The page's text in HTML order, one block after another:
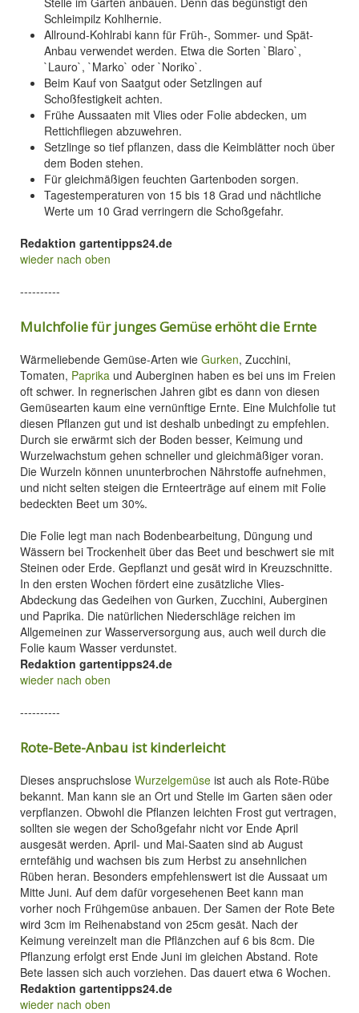
Schleimpilz Kohlhernie.
Allround-Kohlrabi kann für Früh-, Sommer- und Spät-
Anbau verwendet werden. Etwa die Sorten `Blaro`,
`Lauro`, `Marko` oder `Noriko`.
Beim Kauf von Saatgut oder Setzlingen auf
Schoßfestigkeit achten.
Frühe Aussaaten mit Vlies oder Folie abdecken, um
Rettichfliegen abzuwehren.
Setzlinge so tief pflanzen, dass die Keimblätter noch über
dem Boden stehen.
Für gleichmäßigen feuchten Gartenboden sorgen.
Tagestemperaturen von 15 bis 18 Grad und nächtliche
Werte um 10 Grad verringern die Schoßgefahr.
Redaktion gartentipps24.de
wieder nach oben
----------
Mulchfolie für junges Gemüse erhöht die Ernte
Wärmeliebende Gemüse-Arten wie Gurken, Zucchini,
Tomaten, Paprika und Auberginen haben es bei uns im Freien
oft schwer. In regnerischen Jahren gibt es dann von diesen
Gemüsearten kaum eine vernünftige Ernte. Eine Mulchfolie tut
diesen Pflanzen gut und ist deshalb unbedingt zu empfehlen.
Durch sie erwärmt sich der Boden besser, Keimung und
Wurzelwachstum gehen schneller und gleichmäßiger voran.
Die Wurzeln können ununterbrochen Nährstoffe aufnehmen,
und nicht selten steigen die Ernteerträge auf einem mit Folie
bedeckten Beet um 30%.
Die Folie legt man nach Bodenbearbeitung, Düngung und
Wässern bei Trockenheit über das Beet und beschwert sie mit
Steinen oder Erde. Gepflanzt und gesät wird in Kreuzschnitte.
In den ersten Wochen fördert eine zusätzliche Vlies-
Abdeckung das Gedeihen von Gurken, Zucchini, Auberginen
und Paprika. Die natürlichen Niederschläge reichen im
Allgemeinen zur Wasserversorgung aus, auch weil durch die
Folie kaum Wasser verdunstet.
Redaktion gartentipps24.de
wieder nach oben
----------
Rote-Bete-Anbau ist kinderleicht
Dieses anspruchslose Wurzelgemüse ist auch als Rote-Rübe
bekannt. Man kann sie an Ort und Stelle im Garten säen oder
verpflanzen. Obwohl die Pflanzen leichten Frost gut vertragen,
sollten sie wegen der Schoßgefahr nicht vor Ende April
ausgesät werden. April- und Mai-Saaten sind ab August
erntefähig und wachsen bis zum Herbst zu ansehnlichen
Rüben heran. Besonders empfehlenswert ist die Aussaat um
Mitte Juni. Auf dem dafür vorgesehenen Beet kann man
vorher noch Frühgemüse anbauen. Der Samen der Rote Bete
wird 3cm im Reihenabstand von 25cm gesät. Nach der
Keimung vereinzelt man die Pflänzchen auf 6 bis 8cm. Die
Pflanzung erfolgt erst Ende Juni im gleichen Abstand. Rote
Bete lassen sich auch vorziehen. Das dauert etwa 6 Wochen.
Redaktion gartentipps24.de
wieder nach oben